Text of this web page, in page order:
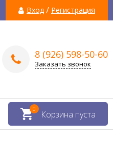
Вход / Регистрация
8 (926) 598-50-60
Заказать звонок
Корзина пуста
0